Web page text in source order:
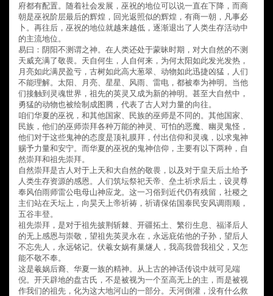
府都有配置。随着社会发展，巫祝的地位可以说一直在下降，而商
朝是巫祝阶层最后的辉煌，回光返照似的辉煌，有商一朝，凡事必
卜。再往后，巫祝的地位就越来越低，逐渐退出了人类生存活动中
的主流地位。
易曰：阴阳不测谓之神。在人类还处于蒙昧时期，对大自然的不测
天威充满了敬畏。天自何生，人自何来，为何太阳如此发光发热，
月亮如此满昃盈亏，古树如此高大葱翠、动物如此迅捷凶猛，人们
不能理解。太阳、月亮、星星、风雨、雷电，都被奉为神明。当他
们接触到灵魂世界，祖先的英灵又成为新的神明。甚至大自然中，
勇猛的动物也被绘制成图腾，代表了古人对力量的向往。
咱们华夏的巫祝，和其他国家、民族的巫师是不同的。其他国家、
民族，他们的巫师崇拜各种万能的神灵、可怕的恶魔、幽灵鬼怪，
他们对于这些鬼神的态度是顶礼膜拜，付出信仰和灵魂，以求鬼神
赐予力量和安宁。而华夏的巫祝的鬼神信仰，主要有以下两种，自
然崇拜和祖先崇拜。
自然崇拜是古人对于上天和大自然的敬畏，以及对于皇天后土给予
人类生存资源的感恩。人们筑坛祭祀天帝、垒土祈求后土，设灵尊
奉风伯雨师雷公电母山神应龙。这一习俗到近代仍有残留，社稷之
主们站在天坛上，向昊天上帝祈祷，祈请保佑国泰民安风调雨顺，
五谷丰登。
祖先崇拜，是对于祖先披荆斩棘、开疆拓土、繁衍生息、福泽后人
的无上感恩与崇敬，望祖先英灵永在，永远庇佑他的子孙，望后人
不忘先人，永远铭记。伏羲女娲有巢燧人，我高我曾我祖父，又怎
能不敬不奉。
这是羲娲后裔、华夏一族的精神。从上古的神话传说中就可见端
倪。开天辟地的盘古氏，不是被视为一个至高无上的主，而是被视
作我们的祖先，化为这大地河山的一部分。天河倒灌，没有什么救